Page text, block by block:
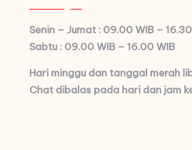
Senin – Jumat : 09.00 WIB –
Sabtu : 09.00 WIB – 16.00 WIB
Hari minggu dan tanggal merah
Chat dibalas pada hari dan jam